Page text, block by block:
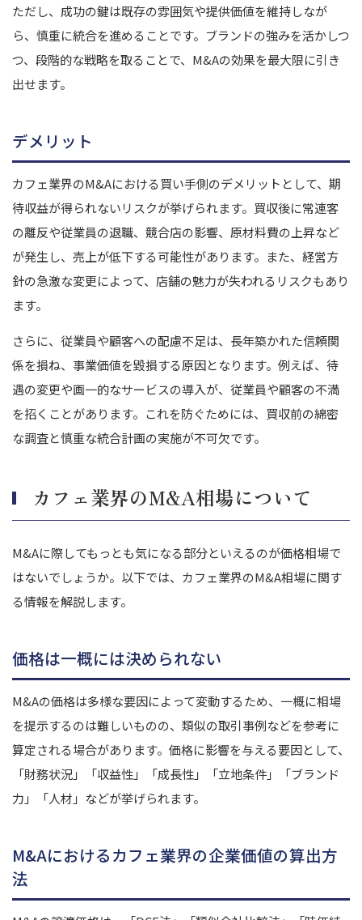
ただし、成功の鍵は既存の雰囲気や提供価値を維持しなが
ら、慎重に統合を進めることです。ブランドの強みを活かしつ
つ、段階的な戦略を取ることで、M&Aの効果を最大限に引き
出せます。
デメリット
カフェ業界のM&Aにおける買い手側のデメリットとして、期
待収益が得られないリスクが挙げられます。買収後に常連客
の離反や従業員の退職、競合店の影響、原材料費の上昇など
が発生し、売上が低下する可能性があります。また、経営方
針の急激な変更によって、店舗の魅力が失われるリスクもあり
ます。
さらに、従業員や顧客への配慮不足は、長年築かれた信頼関
係を損ね、事業価値を毀損する原因となります。例えば、待
遇の変更や画一的なサービスの導入が、従業員や顧客の不満
を招くことがあります。これを防ぐためには、買収前の綿密
な調査と慎重な統合計画の実施が不可欠です。
カフェ業界のM&A相場について
M&Aに際してもっとも気になる部分といえるのが価格相場で
はないでしょうか。以下では、カフェ業界のM&A相場に関す
る情報を解説します。
価格は一概には決められない
M&Aの価格は多様な要因によって変動するため、一概に相場
を提示するのは難しいものの、類似の取引事例などを参考に
算定される場合があります。価格に影響を与える要因として、
「財務状況」「収益性」「成長性」「立地条件」「ブランド
力」「人材」などが挙げられます。
M&Aにおけるカフェ業界の企業価値の算出方
法